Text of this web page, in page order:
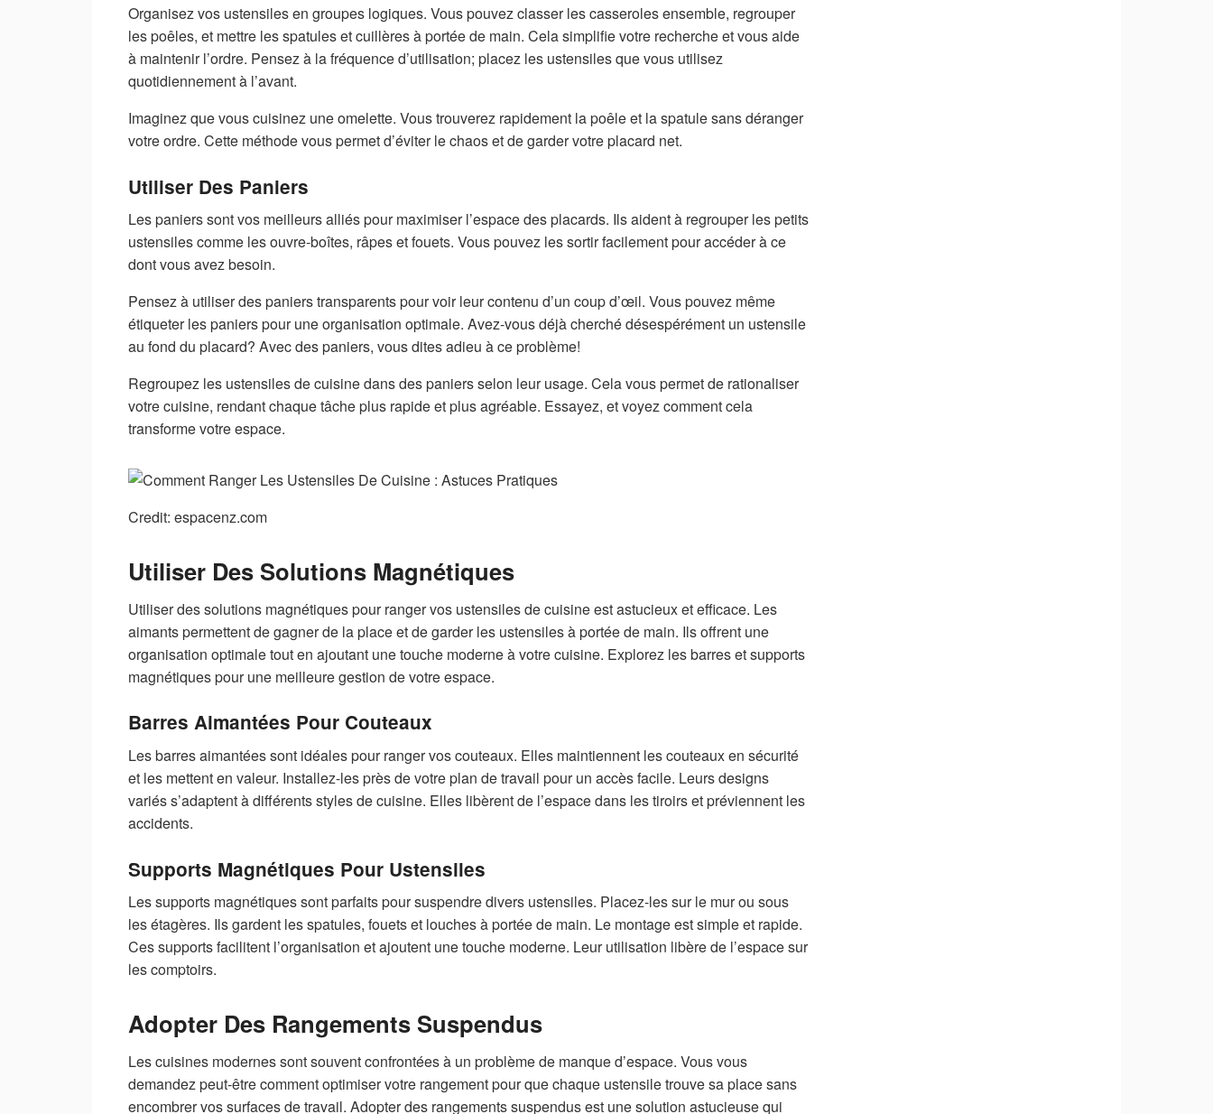
Organisez vos ustensiles en groupes logiques. Vous pouvez classer les casseroles ensemble, regrouper
les poêles, et mettre les spatules et cuillères à portée de main. Cela simplifie votre recherche et vous aide
à maintenir l’ordre. Pensez à la fréquence d’utilisation; placez les ustensiles que vous utilisez
quotidiennement à l’avant.
Imaginez que vous cuisinez une omelette. Vous trouverez rapidement la poêle et la spatule sans déranger
votre ordre. Cette méthode vous permet d’éviter le chaos et de garder votre placard net.
Utiliser Des Paniers
Les paniers sont vos meilleurs alliés pour maximiser l’espace des placards. Ils aident à regrouper les petits
ustensiles comme les ouvre-boîtes, râpes et fouets. Vous pouvez les sortir facilement pour accéder à ce
dont vous avez besoin.
Pensez à utiliser des paniers transparents pour voir leur contenu d’un coup d’œil. Vous pouvez même
étiqueter les paniers pour une organisation optimale. Avez-vous déjà cherché désespérément un ustensile
au fond du placard? Avec des paniers, vous dites adieu à ce problème!
Regroupez les ustensiles de cuisine dans des paniers selon leur usage. Cela vous permet de rationaliser
votre cuisine, rendant chaque tâche plus rapide et plus agréable. Essayez, et voyez comment cela
transforme votre espace.
Credit: espacenz.com
Utiliser Des Solutions Magnétiques
Utiliser des solutions magnétiques pour ranger vos ustensiles de cuisine est astucieux et efficace. Les
aimants permettent de gagner de la place et de garder les ustensiles à portée de main. Ils offrent une
organisation optimale tout en ajoutant une touche moderne à votre cuisine. Explorez les barres et supports
magnétiques pour une meilleure gestion de votre espace.
Barres Aimantées Pour Couteaux
Les barres aimantées sont idéales pour ranger vos couteaux. Elles maintiennent les couteaux en sécurité
et les mettent en valeur. Installez-les près de votre plan de travail pour un accès facile. Leurs designs
variés s’adaptent à différents styles de cuisine. Elles libèrent de l’espace dans les tiroirs et préviennent les
accidents.
Supports Magnétiques Pour Ustensiles
Les supports magnétiques sont parfaits pour suspendre divers ustensiles. Placez-les sur le mur ou sous
les étagères. Ils gardent les spatules, fouets et louches à portée de main. Le montage est simple et rapide.
Ces supports facilitent l’organisation et ajoutent une touche moderne. Leur utilisation libère de l’espace sur
les comptoirs.
Adopter Des Rangements Suspendus
Les cuisines modernes sont souvent confrontées à un problème de manque d’espace. Vous vous
demandez peut-être comment optimiser votre rangement pour que chaque ustensile trouve sa place sans
encombrer vos surfaces de travail. Adopter des rangements suspendus est une solution astucieuse qui